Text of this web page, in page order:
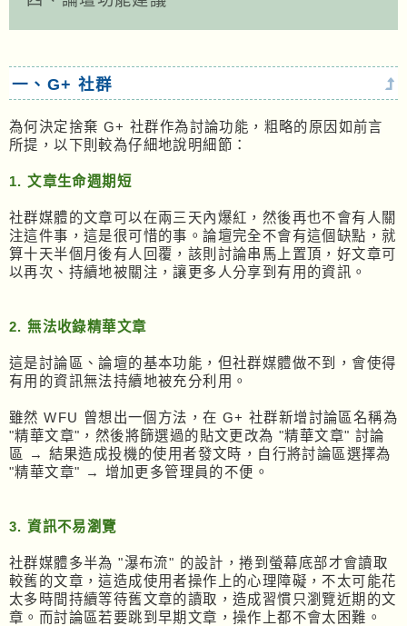
一、G+ 社群
為何決定捨棄 G+ 社群作為討論功能，粗略的原因如前言
所提，以下則較為仔細地說明細節：
1. 文章生命週期短
社群媒體的文章可以在兩三天內爆紅，然後再也不會有人關
注這件事，這是很可惜的事。論壇完全不會有這個缺點，就
算十天半個月後有人回覆，該則討論串馬上置頂，好文章可
以再次、持續地被關注，讓更多人分享到有用的資訊。
2. 無法收錄精華文章
這是討論區、論壇的基本功能，但社群媒體做不到，會使得
有用的資訊無法持續地被充分利用。
雖然 WFU 曾想出一個方法，在 G+ 社群新增討論區名稱為
"精華文章"，然後將篩選過的貼文更改為 "精華文章" 討論
區 → 結果造成投機的使用者發文時，自行將討論區選擇為
"精華文章" → 增加更多管理員的不便。
3. 資訊不易瀏覽
社群媒體多半為 "瀑布流" 的設計，捲到螢幕底部才會讀取
較舊的文章，這造成使用者操作上的心理障礙，不太可能花
太多時間持續等待舊文章的讀取，造成習慣只瀏覽近期的文
章。而討論區若要跳到早期文章，操作上都不會太困難。